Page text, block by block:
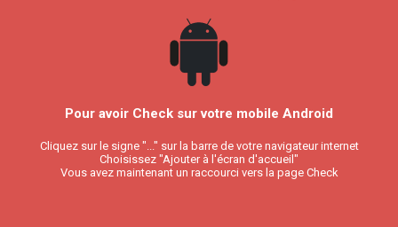
Pour avoir Check sur votre mobile Android
Cliquez sur le signe "..." sur la barre de votre navigateur internet
Choisissez "Ajouter à l'écran d'accueil"
Vous avez maintenant un raccourci vers la page Check